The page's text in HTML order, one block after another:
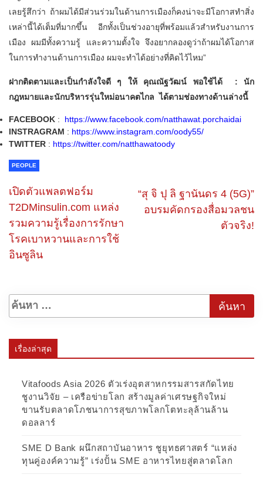
เลยรู้สึกว่า ถ้าผมได้มีส่วนร่วมในด้านการเมืองก็คงน่าจะมีโอกาสทำสิ่ง
เหล่านี้ได้เต็มที่มากขึ้น อีกทั้งเป็นช่วงอายุที่พร้อมแล้วสำหรับงานการ
เมือง ผมมีทั้งความรู้ และความตั้งใจ จึงอยากลองดูว่าถ้าผมได้โอกาส
ในการทำงานด้านการเมือง ผมจะทำได้อย่างที่คิดไว้ไหม”
ฝากติดตามและเป็นกำลังใจดี ๆ ให้ คุณณัฐวัฒน์ พอใช้ได้: นัก
กฎหมายและนักบริหารรุ่นใหม่อนาคตไกล ได้ตามช่องทางด้านล่างนี้
FACEBOOK : https://www.facebook.com/natthawat.porchaidai
INSTRAGRAM : https://www.instagram.com/oody55/
TWITTER : https://twitter.com/natthawatoody
PEOPLE
เปิดตัว​แพลตฟอร์ม
T2DMinsulin.com แหล่ง
รวมความรู้เรื่องการรักษา
โรคเบาหวานและการใช้
อินซูลิน
“สุ จิ ปุ ลิ ฐานันดร 4 (5G)”
อบรมคัดกรองสื่อมวลชน
ตัวจริง!
เรื่องล่าสุด
Vitafoods Asia 2026 ตัวเร่งอุตสาหกรรมสารสกัดไทย
ชูงานวิจัย – เครือข่ายโลก สร้างมูลค่าเศรษฐกิจใหม่
ขานรับตลาดโภชนาการสุขภาพโลกโตทะลุล้านล้าน
ดอลลาร์
SME D Bank ผนึกสถาบันอาหาร ชูยุทธศาสตร์ “แหล่ง
ทุนคู่องค์ความรู้” เร่งปั้น SME อาหารไทยสู่ตลาดโลก